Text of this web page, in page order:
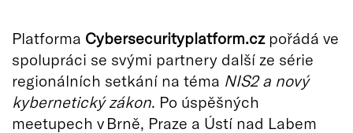
Platforma Cybersecurityplatform.cz pořádá ve
spolupráci se svými partnery další ze série
regionálních setkání na téma NIS2 a nový
kybernetický zákon. Po úspěšných
meetupech v Brně, Praze a Ústí nad Labem